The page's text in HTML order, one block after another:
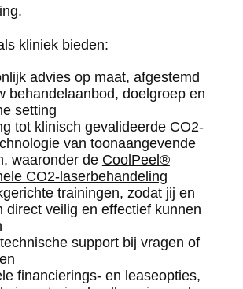
kliniek bieden:
advies op maat, afgestemd
behandelaanbod, doelgroep en
setting
tot klinisch gevalideerde CO2-
van toonaangevende
waaronder de CoolPeel®
CO2-laserbehandeling
trainingen, zodat jij en
direct veilig en effectief kunnen
support bij vragen of
financierings- en leaseopties,